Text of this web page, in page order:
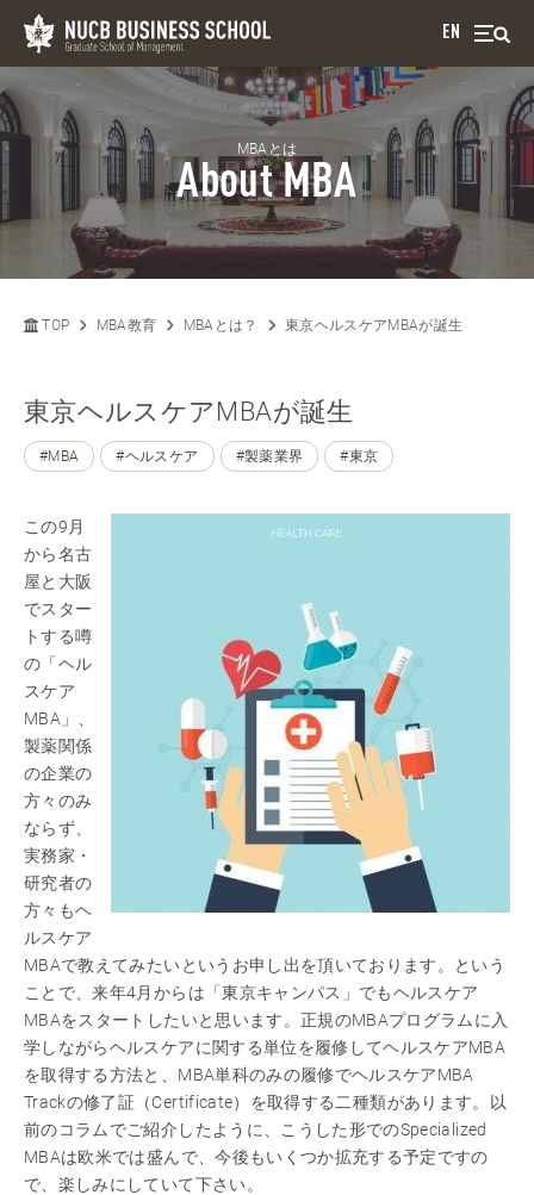
EN
MBAとは
About MBA
TOP MBA教育 MBAとは？ 東京ヘルスケアMBAが誕生
東京ヘルスケアMBAが誕生
#MBA #ヘルスケア #製薬業界 #東京
この9月
から名古
屋と大阪
でスター
トする噂
の「ヘル
スケア
MBA」、
製薬関係
の企業の
方々のみ
ならず、
実務家・
研究者の
方々もヘ
ルスケア
MBAで教えてみたいというお申し出を頂いております。という
ことで、来年4月からは「東京キャンパス」でもヘルスケア
MBAをスタートしたいと思います。正規のMBAプログラムに入
学しながらヘルスケアに関する単位を履修してヘルスケアMBA
を取得する方法と、MBA単科のみの履修でヘルスケアMBA
Trackの修了証（Certificate）を取得する二種類があります。以
前のコラムでご紹介したように、こうした形でのSpecialized
MBAは欧米では盛んで、今後もいくつか拡充する予定ですの
で、楽しみにしていて下さい。